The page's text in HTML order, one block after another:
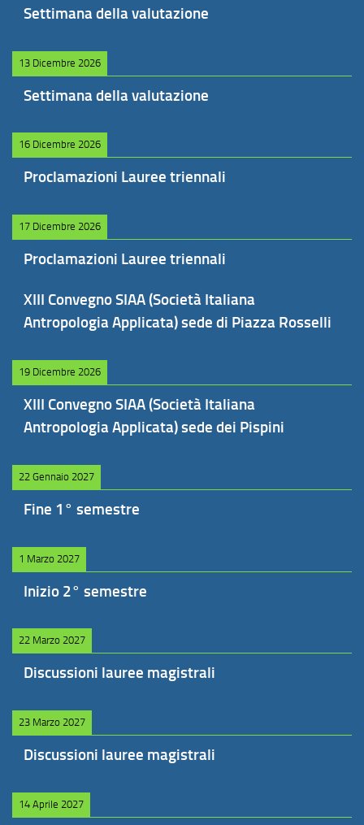
Settimana della valutazione
13 Dicembre 2026
Settimana della valutazione
16 Dicembre 2026
Proclamazioni Lauree triennali
17 Dicembre 2026
Proclamazioni Lauree triennali
XIII Convegno SIAA (Società Italiana
Antropologia Applicata) sede di Piazza Rosselli
19 Dicembre 2026
XIII Convegno SIAA (Società Italiana
Antropologia Applicata) sede dei Pispini
22 Gennaio 2027
Fine 1° semestre
1 Marzo 2027
Inizio 2° semestre
22 Marzo 2027
Discussioni lauree magistrali
23 Marzo 2027
Discussioni lauree magistrali
14 Aprile 2027